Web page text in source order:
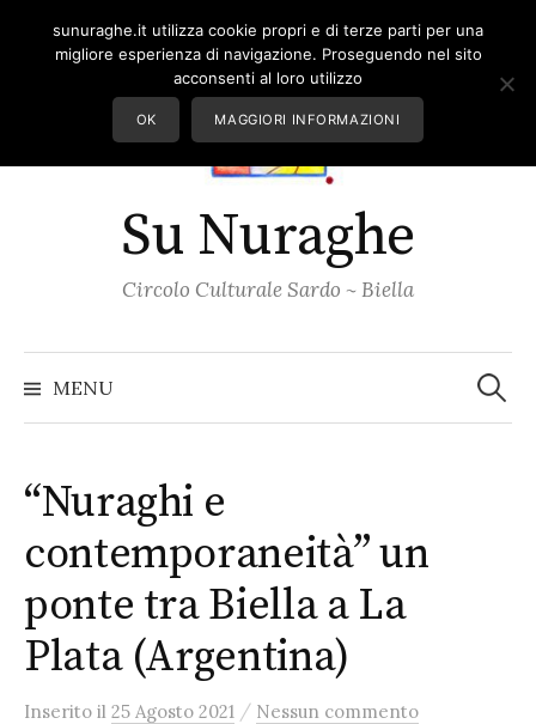
Su Nuraghe
Circolo Culturale Sardo ~ Biella
MENU per:
“Nuraghi e
contemporaneità” un
ponte tra Biella a La
Plata (Argentina)
Inserito il 25 Agosto 2021 / Nessun commento
sunuraghe.it utilizza cookie propri e di terze parti per una
migliore esperienza di navigazione. Proseguendo nel sito
acconsenti al loro utilizzo
OK MAGGIORI INFORMAZIONI